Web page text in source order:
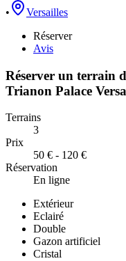
•
Versailles
Réserver
Avis
Réserver un terrain
Trianon Palace
Terrains
3
Prix
50 € - 120 €
Réservation
En ligne
Extérieur
Eclairé
Double
Gazon artificiel
Cristal